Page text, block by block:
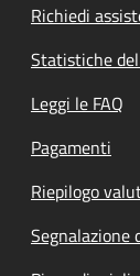
Richiedi
Statistiche
Leggi le FAQ
Pagamenti
Riepilogo
Segnalazione